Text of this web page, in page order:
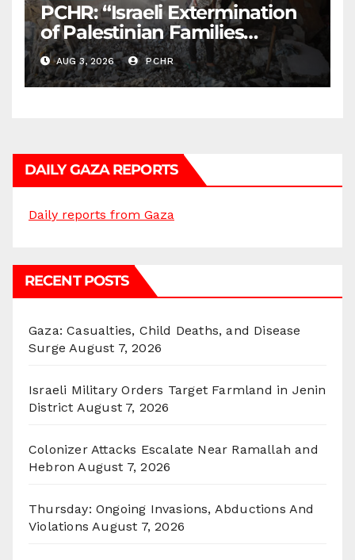
PCHR: “Israeli Extermination
of Palestinian Families
Continues by Targeting
Homes and Civilian
Gatherings in Gaza Strip”
AUG 3, 2026 PCHR
DAILY GAZA REPORTS
Daily reports from Gaza
RECENT POSTS
Gaza: Casualties, Child Deaths, and Disease
Surge August 7, 2026
Israeli Military Orders Target Farmland in Jenin
District August 7, 2026
Colonizer Attacks Escalate Near Ramallah and
Hebron August 7, 2026
Thursday: Ongoing Invasions, Abductions And
Violations August 7, 2026